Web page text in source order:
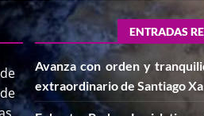
ENTRADAS
Avanza con orden y
extraordinario de Santiago